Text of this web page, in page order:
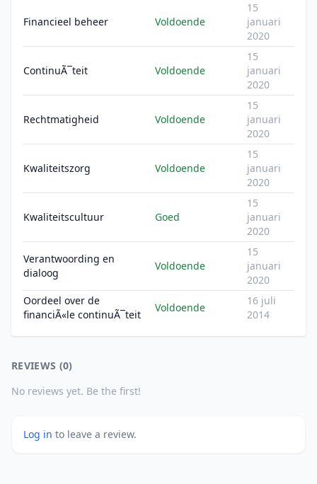
Financieel beheer Voldoende
15
januari
2020
ContinuÃ¯teit Voldoende
15
januari
2020
Rechtmatigheid Voldoende
15
januari
2020
Kwaliteitszorg Voldoende
15
januari
2020
Kwaliteitscultuur Goed
15
januari
2020
Verantwoording en
dialoog
Voldoende
15
januari
2020
Oordeel over de
financiÃ«le continuÃ¯teit
Voldoende
16 juli
2014
REVIEWS (0)
No reviews yet. Be the first!
Log in to leave a review.